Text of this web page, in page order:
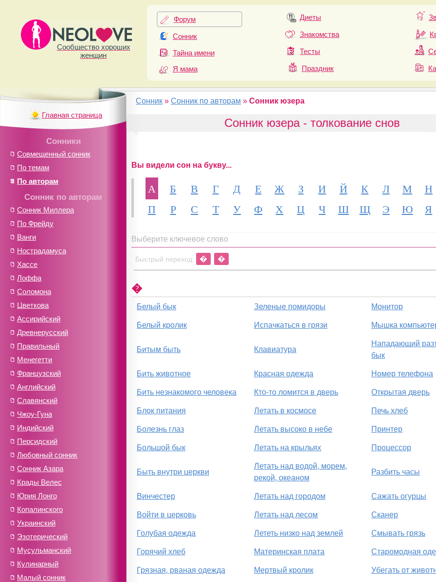
Сообщество хороших
женщин
Форум
Сонник
Тайна имени
Я мама
Диеты
Знакомства
Тесты
Праздник
Сонник »Сонник по авторам »Сонник юзера
Сонник юзера - толкование снов
Вы видели сон на букву...
А Б В Г Д Е Ж З И Й К Л М Н
П
Р С Т У Ф Х Ц Ч Ш Щ Э Ю Я
Выберите ключевое слово
Быстрый переход: � �
�
Белый бык Зеленые помидоры Монитор
Белый кролик Испачкаться в грязи Мышка
Битым быть Клавиатура
Нападающий
бык
Бить животное Красная одежда Номер телефона
Бить незнакомого человека Кто-то ломится в дверь Открытая дверь
Блок питания Летать в космосе Печь хлеб
Болезнь глаз Летать высоко в небе Принтер
Большой бык Летать на крыльях Процессор
Быть внутри церкви
Летать над водой, морем,
рекой, океаном
Разбить часы
Винчестер Летать над городом Сажать огурцы
Войти в церковь Летать над лесом Сканер
Голубая одежда Лететь низко над землей Смывать грязь
Горячий хлеб Материнская плата Старомодная
Грязная, рваная одежда Мертвый кролик Убегать от
Главная страница
Сонники
Совмещенный сонник
По темам
По авторам
Сонник по авторам
Сонник Миллера
По Фрейду
Ванги
Нострадамуса
Хассе
Лоффа
Соломона
Цветкова
Ассирийский
Древнерусский
Правильный
Менегетти
Французский
Английский
Славянский
Чжоу-Гуна
Индийский
Персидский
Любовный сонник
Сонник Азара
Крады Велес
Юрия Лонго
Копалинского
Украинский
Эзотерический
Мусульманский
Кулинарный
Малый сонник